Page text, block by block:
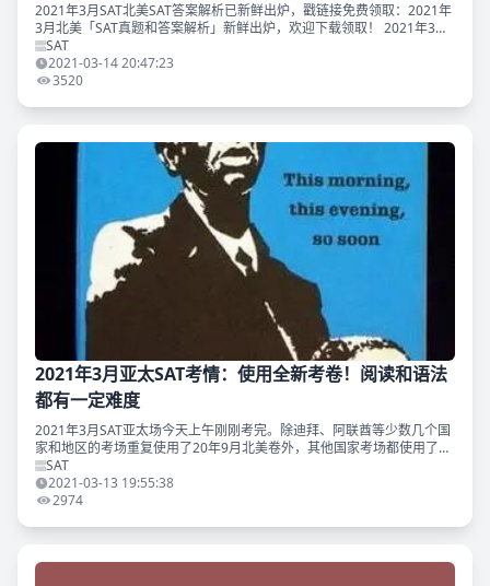
2021年3月SAT北美SAT答案解析已新鲜出炉，戳链接免费领取：2021年
3月北美「SAT真题和答案解析」新鲜出炉，欢迎下载领取！ 2021年3月
SAT北美场考试已经结束。本次考试使用的卷子，是20年8月多套实
SAT
2021-03-14 20:47:23
3520
2021年3月亚太SAT考情：使用全新考卷！阅读和语法
都有一定难度
2021年3月SAT亚太场今天上午刚刚考完。除迪拜、阿联酋等少数几个国
家和地区的考场重复使用了20年9月北美卷外，其他国家考场都使用了一
套全新的卷子。（20年9月北美卷的详细解析，请同学们参小程序“TD 真
题捕手
SAT
2021-03-13 19:55:38
2974